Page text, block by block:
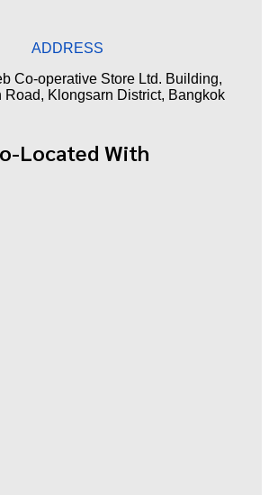
ADDRESS
Co-operative Store Ltd. Building,
Road, Klongsarn District, Bangkok
Located With